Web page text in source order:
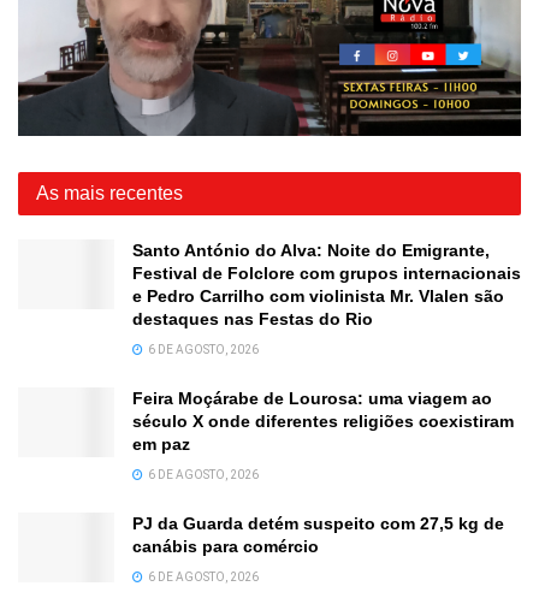
As mais recentes
Santo António do Alva: Noite do Emigrante,
Festival de Folclore com grupos internacionais
e Pedro Carrilho com violinista Mr. Vlalen são
destaques nas Festas do Rio
6 DE AGOSTO, 2026
Feira Moçárabe de Lourosa: uma viagem ao
século X onde diferentes religiões coexistiram
em paz
6 DE AGOSTO, 2026
PJ da Guarda detém suspeito com 27,5 kg de
canábis para comércio
6 DE AGOSTO, 2026